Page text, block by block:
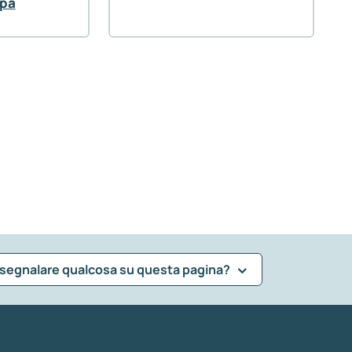
qualcosa su questa pagina?